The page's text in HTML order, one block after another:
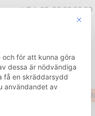
Tel: 08-58 00 96 00
This
för att kunna göra
dessa är nödvändiga
få en skräddarsydd
användandet av